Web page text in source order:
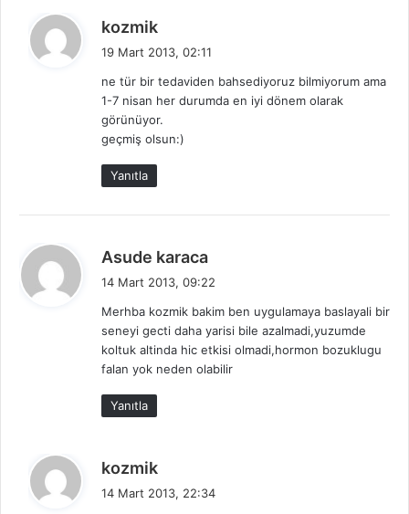
kozmik
i
k
:
19 Mart 2013, 02:11
ne tür bir tedaviden bahsediyoruz bilmiyorum ama
1-7 nisan her durumda en iyi dönem olarak
görünüyor.
geçmiş olsun:)
Yanıtla
Asude karaca
i
k
i
14 Mart 2013, 09:22
Merhba kozmik bakim ben uygulamaya baslayali bir
seneyi gecti daha yarisi bile azalmadi,yuzumde
koltuk altinda hic etkisi olmadi,hormon bozuklugu
falan yok neden olabilir
Yanıtla
kozmik
14 Mart 2013, 22:34